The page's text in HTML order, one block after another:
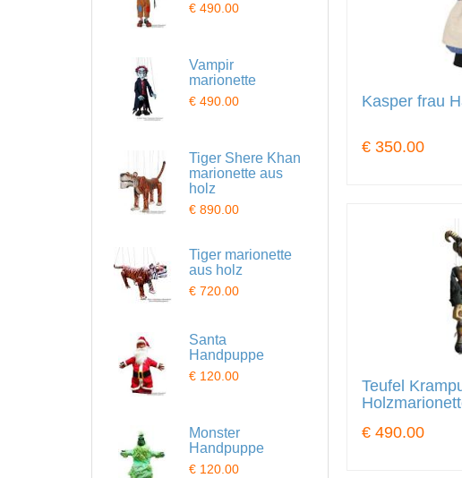
Kasper frau
€ 350.00
Teufel
€ 490.00
€ 490.00
Vampir
marionette
€ 490.00
Tiger Shere Khan
marionette aus
holz
€ 890.00
Tiger marionette
aus holz
€ 720.00
Santa
Handpuppe
€ 120.00
Monster
Handpuppe
€ 120.00